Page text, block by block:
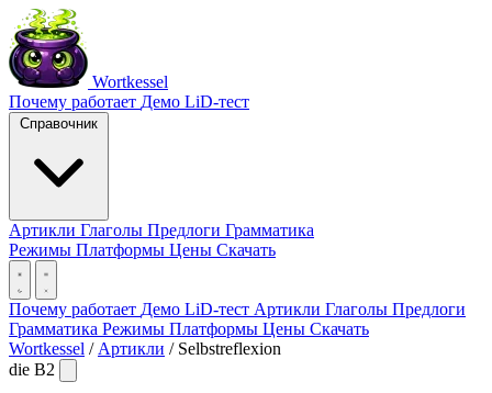
Wortkessel
Почему работает Демо LiD-тест
Справочник
Артикли Глаголы Предлоги Грамматика
Режимы Платформы Цены Скачать
Почему работает Демо LiD-тест Артикли Глаголы Предлоги
Грамматика Режимы Платформы Цены Скачать
Wortkessel / Артикли / Selbstreflexion
die B2